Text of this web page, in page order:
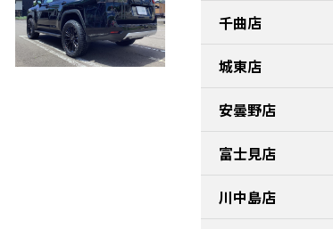
千曲店
城東店
安曇野店
富士見店
川中島店